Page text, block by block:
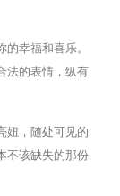
幸福和喜乐。
法的表情，纵有
妞，随处可见的
不该缺失的那份